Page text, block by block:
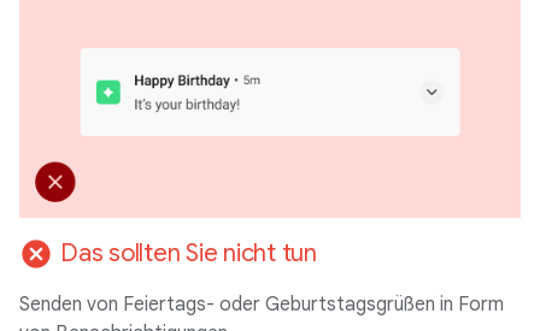
cancel Das sollten Sie nicht tun
Senden von Feiertags- oder Geburtstagsgrüßen in Form